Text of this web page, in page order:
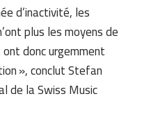
d’inactivité, les
plus les moyens de
donc urgemment
», conclut Stefan
de la Swiss Music